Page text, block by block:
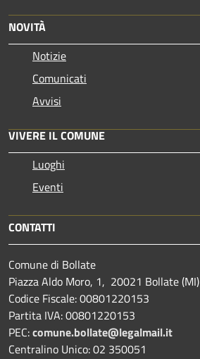
NOVITÀ
Notizie
Comunicati
Avvisi
VIVERE IL COMUNE
Luoghi
Eventi
CONTATTI
Comune di Bollate
Piazza Aldo Moro, 1, 20021 Bollate (MI)
Codice Fiscale: 00801220153
Partita IVA: 00801220153
PEC:comune.bollate@legalmail.it
Centralino Unico: 02 350051